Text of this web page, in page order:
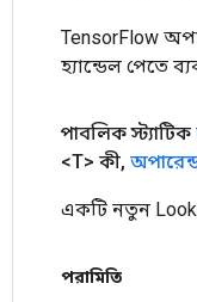
TensorFlow
হ্যান্ডেল পেতে
পাবলিক স্ট্যাটিক
<T> কী,
একটি নতুন
পরামিতি